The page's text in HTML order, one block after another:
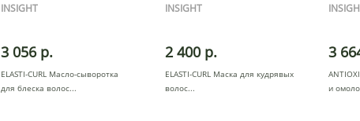
INSIGHT
3 056 р.
ELASTI-CURL Масло-сыворотка
для блеска волос
INSIGHT
2 400 р.
ELASTI-CURL Маска для кудрявых
волос
3
и